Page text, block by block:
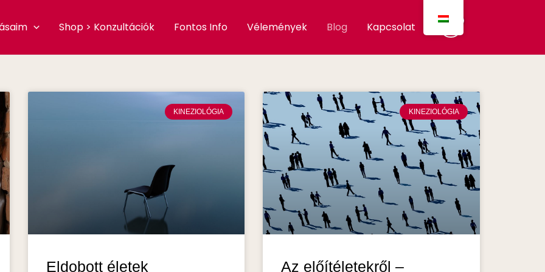
Shop > Konzultációk Fontos Info Vélemények Blog Kapcsolat
KINEZIOLÓGIA
Eldobott életek
KINEZIOLÓGIA
Az előítéletekről –